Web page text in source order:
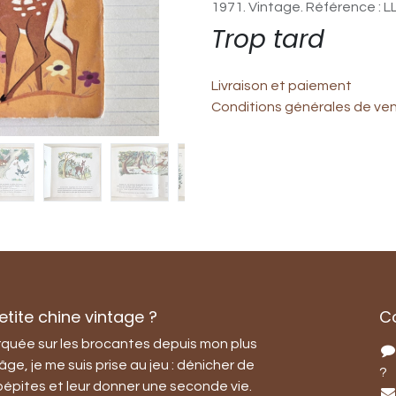
1971. Vintage. Référence :
Trop tard
Livraison et paiement
Conditions générales de
chine vintage ?
sur les brocantes depuis mon plus
je me suis prise au jeu : dénicher de
et leur donner une seconde vie.
?